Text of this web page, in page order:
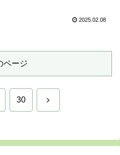
2025.02.08
ページ
30 次